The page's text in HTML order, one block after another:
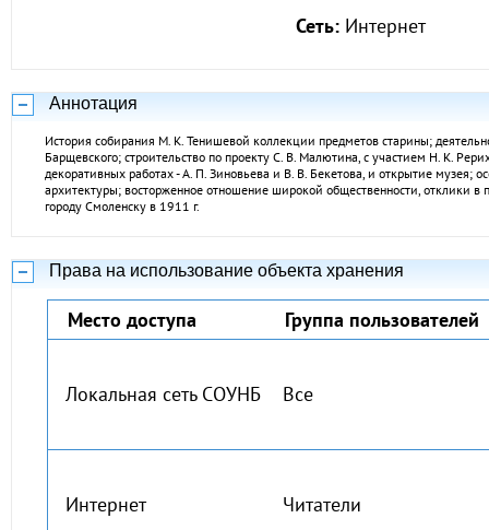
Сеть: Интернет
Аннотация
История собирания М. К. Тенишевой коллекции предметов старины;
Барщевского; строительство по проекту С. В. Малютина, с участием Н. К.
декоративных работах - А. П. Зиновьева и В. В. Бекетова, и открытие музея;
архитектуры; восторженное отношение широкой общественности, отклики в
городу Смоленску в 1911 г.
Права на использование объекта хранения
Место доступа Группа пользователей
Локальная сеть СОУНБ Все
Интернет Читатели